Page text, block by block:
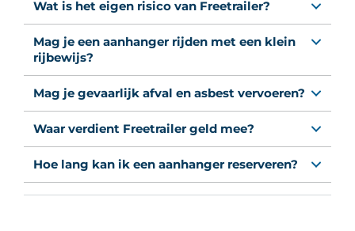
Wat is het eigen risico van Freetrailer?
Mag je een aanhanger rijden met een klein
rijbewijs?
Mag je gevaarlijk afval en asbest vervoeren?
Waar verdient Freetrailer geld mee?
Hoe lang kan ik een aanhanger reserveren?